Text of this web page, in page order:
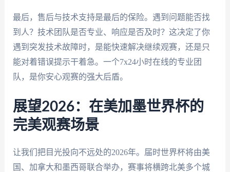
最后，售后与技术支持是最后的保险。遇到问题能否找
到人？技术团队是否专业、响应是否及时？这决定了你
遇到突发技术故障时，是能快速解决继续观赛，还是只
能对着错误提示干着急。一个7x24小时在线的专业团
队，是你安心观赛的强大后盾。
展望2026：在美加墨世界杯的
完美观赛场景
让我们把目光投向不远处的2026年。届时世界杯将由美
国、加拿大和墨西哥联合举办，赛事将横跨北美多个城